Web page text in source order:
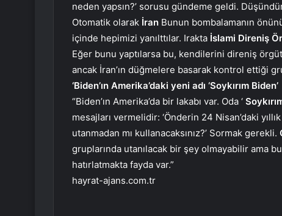
neden yapsın?’ sorusu gündeme geldi.
Otomatik olarak İran Bunun bombalamanın
içinde hepimizi yanılttılar. Irakta İslami Direniş
Eğer bunu yaptılarsa bu, kendilerini direniş
ancak İran’ın düğmelere basarak kontrol ettiği
‘Biden’ın Amerika’daki yeni adı ‘Soykırım Biden’
“Biden’ın Amerika’da bir lakabı var. Oda ‘
mesajları vermelidir: ‘Önderin 24 Nisan’daki
utanmadan mı kullanacaksınız?’ Sormak gerekli.
gruplarında utanılacak bir şey olmayabilir ama
hatırlatmakta fayda var.”
hayrat-ajans.com.tr